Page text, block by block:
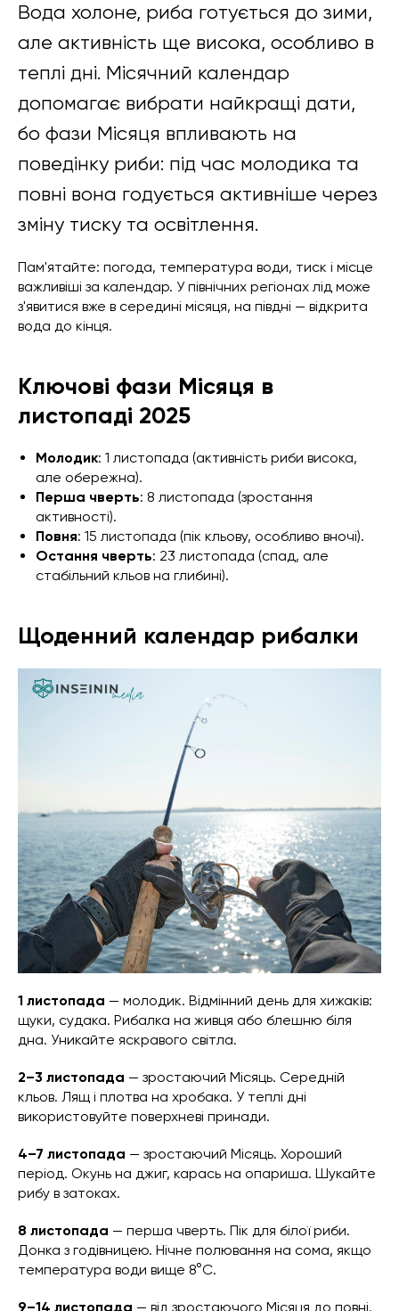
Вода холоне, риба готується до зими,
але активність ще висока, особливо в
теплі дні. Місячний календар
допомагає вибрати найкращі дати,
бо фази Місяця впливають на
поведінку риби: під час молодика та
повні вона годується активніше через
зміну тиску та освітлення.
Пам'ятайте: погода, температура води, тиск і місце
важливіші за календар. У північних регіонах лід може
з'явитися вже в середині місяця, на півдні — відкрита
вода до кінця.
Ключові фази Місяця в
листопаді 2025
Молодик: 1 листопада (активність риби висока,
але обережна).
Перша чверть: 8 листопада (зростання
активності).
Повня: 15 листопада (пік кльову, особливо вночі).
Остання чверть: 23 листопада (спад, але
стабільний кльов на глибині).
Щоденний календар рибалки
1 листопада — молодик. Відмінний день для хижаків:
щуки, судака. Рибалка на живця або блешню біля
дна. Уникайте яскравого світла.
2–3 листопада — зростаючий Місяць. Середній
кльов. Лящ і плотва на хробака. У теплі дні
використовуйте поверхневі принади.
4–7 листопада — зростаючий Місяць. Хороший
період. Окунь на джиг, карась на опариша. Шукайте
рибу в затоках.
8 листопада — перша чверть. Пік для білої риби.
Донка з годівницею. Нічне полювання на сома, якщо
температура води вище 8°C.
9–14 листопада — від зростаючого Місяця до повні.